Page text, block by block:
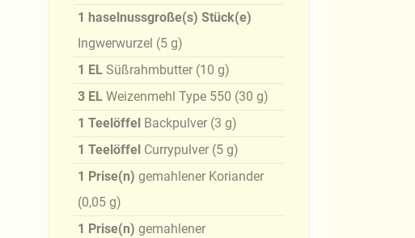
1 haselnussgroße(s) Stück(e)
Ingwerwurzel (5 g)
1 EL Süßrahmbutter (10 g)
3 EL Weizenmehl Type 550 (30 g)
1 Teelöffel Backpulver (3 g)
1 Teelöffel Currypulver (5 g)
1 Prise(n) gemahlener Koriander
(0,05 g)
1 Prise(n) gemahlener